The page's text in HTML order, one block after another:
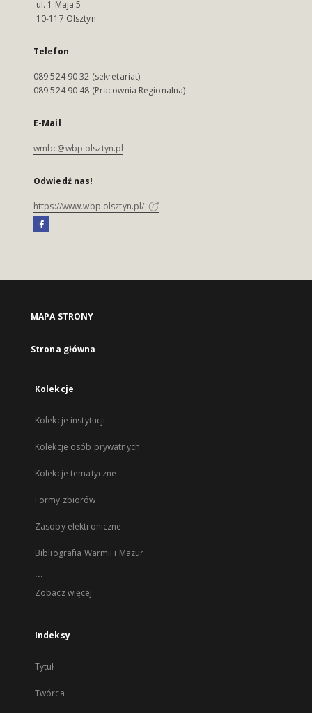
ul. 1 Maja 5
10-117 Olsztyn
Telefon
089 524 90 32 (sekretariat)
089 524 90 48 (Pracownia Regionalna)
E-Mail
wmbc@wbp.olsztyn.pl
Odwiedź nas!
https://www.wbp.olsztyn.pl/
MAPA STRONY
Strona główna
Kolekcje
Kolekcje instytucji
Kolekcje osób prywatnych
Kolekcje tematyczne
Formy zbiorów
Zasoby elektroniczne
Bibliografia Warmii i Mazur
...
Zobacz więcej
Indeksy
Tytuł
Twórca